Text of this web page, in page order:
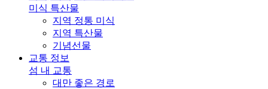
미식 특산물
지역 정통 미식
지역 특산물
기념선물
교통 정보
섬 내 교통
대만 좋은 경로